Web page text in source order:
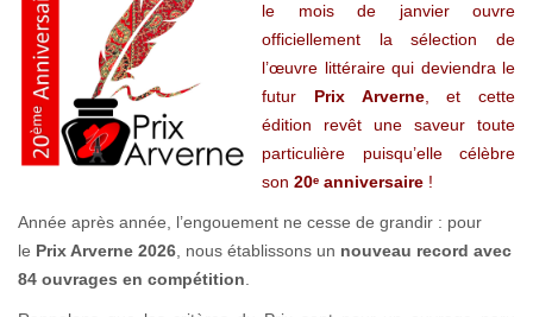
le mois de janvier ouvre
officiellement la sélection de
l’œuvre littéraire qui deviendra le
futur Prix Arverne, et cette
édition revêt une saveur toute
particulière puisqu’elle célèbre
son 20ᵉ anniversaire !
Année après année, l’engouement ne cesse de grandir : pour
le Prix Arverne 2026, nous établissons un nouveau record avec
84 ouvrages en compétition.